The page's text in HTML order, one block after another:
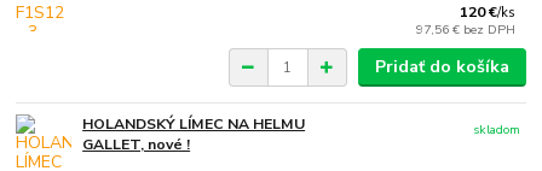
120 €/ks
97,56 € bez DPH
Pridať do košíka
HOLANDSKÝ LÍMEC NA HELMU
GALLET, nové !
skladom